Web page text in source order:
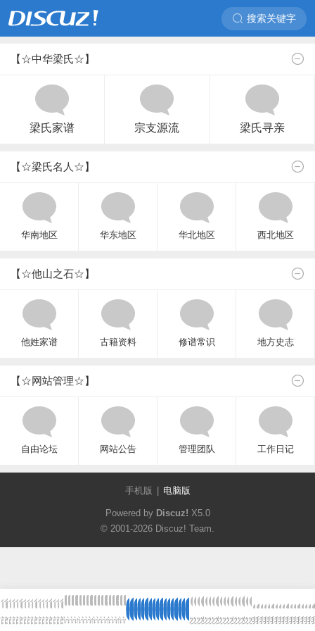
搜索关键字
【☆中华梁氏☆】
梁氏家谱 宗支源流 梁氏寻亲
【☆梁氏名人☆】
华南地区 华东地区 华北地区 西北地区
【☆他山之石☆】
他姓家谱 古籍资料 修谱常识 地方史志
【☆网站管理☆】
自由论坛 网站公告 管理团队 工作日记
手机版 电脑版
Powered by Discuz! X5.0
© 2001-2026 Discuz! Team.
首首首首首首首首首首首首首首首首首论论论论论论论论论论论论论论论论论 发发发发发发发发发发发发发发发发发我我我我我我我我我我我我我我我